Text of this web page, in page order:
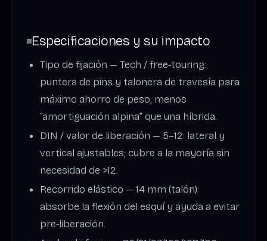
Especificaciones y su impacto
Tipo de fijación — Tech / free‑touring:
puntera de pins y talonera de travesía para
máximo ahorro de peso; menos
“amortiguación alpina” que una híbrida.
DIN / valor de liberación — 5–12: lateral y
vertical ajustables; cubre a la mayoría sin
necesidad de >12.
Recorrido elástico — 14 mm (talón):
absorbe la flexión del esquí y ayuda a evitar
pre‑liberación.